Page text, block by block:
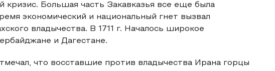
кризис. Большая часть Закавказья все еще была
экономический и национальный гнет вызвал
владычества. В 1711 г. Началось широкое
и Дагестане.
что восставшие против владычества Ирана горцы